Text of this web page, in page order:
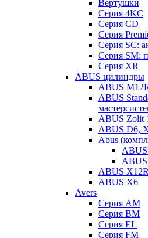
Вертушки
Серия 4KC
Серия CD
Серия
Серия SC:
Серия SM:
Серия XR
ABUS цилиндры
ABUS
ABUS
ABUS Zolit
ABUS D6,
Abus
ABUS
ABUS
ABUS X6
Avers
Серия AM
Серия BM
Серия EL
Серия FM